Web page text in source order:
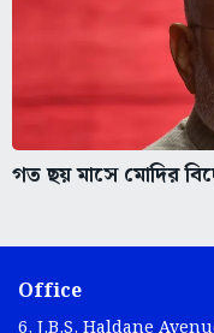
গত ছয় মাসে মোদির
Office